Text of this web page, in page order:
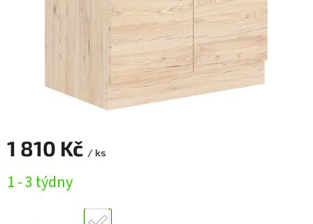
1 810 Kč / ks
cena:
1 - 3 týdny